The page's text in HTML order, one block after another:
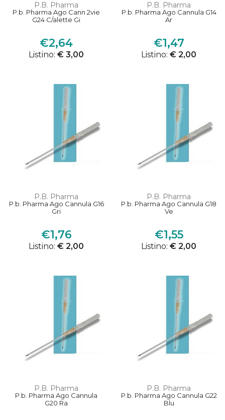
P.B. Pharma
P.b. Pharma Ago Cann 2vie
G24 C/alette Gi
€2,64
Listino: € 3,00
P.B. Pharma
P.b. Pharma Ago Cannula G14
Ar
€1,47
Listino: € 2,00
P.B. Pharma
P.b. Pharma Ago Cannula G16
Gri
€1,76
Listino: € 2,00
P.B. Pharma
P.b. Pharma Ago Cannula G18
Ve
€1,55
Listino: € 2,00
P.B. Pharma
P.b. Pharma Ago Cannula
G20 Ra
P.B. Pharma
P.b. Pharma Ago Cannula G22
Blu